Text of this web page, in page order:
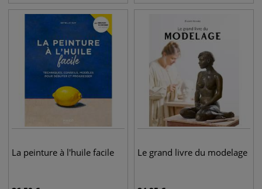
La peinture à l'huile facile Le grand livre du modelage